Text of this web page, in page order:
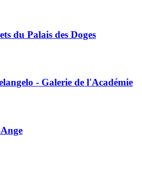
du Palais des Doges
- Galerie de l'Académie